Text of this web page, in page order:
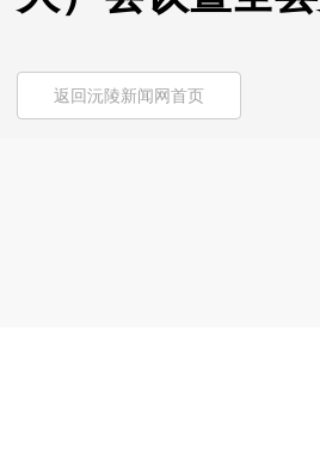
返回沅陵新闻网首页